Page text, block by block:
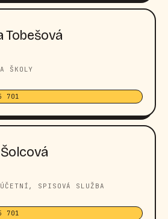
Tobešová
ŠKOLY
701
ÚČETNÍ, SPISOVÁ SLUŽBA
701